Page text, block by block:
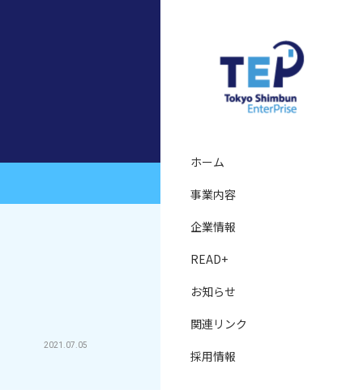
ホーム
事業内容
企業情報
READ+
お知らせ
関連リンク
採用情報
2021.07.05